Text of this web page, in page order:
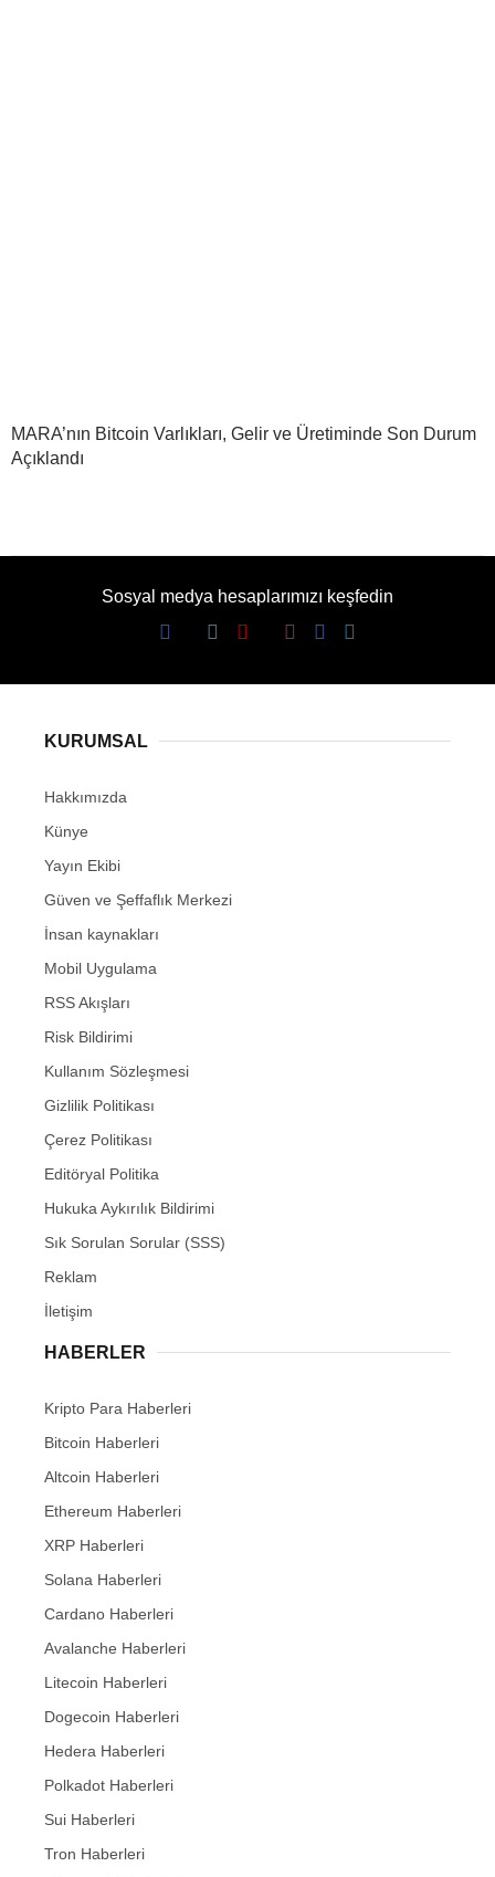
MARA’nın Bitcoin Varlıkları, Gelir ve Üretiminde Son Durum
Açıklandı
Sosyal medya hesaplarımızı keşfedin
KURUMSAL
Hakkımızda
Künye
Yayın Ekibi
Güven ve Şeffaflık Merkezi
İnsan kaynakları
Mobil Uygulama
RSS Akışları
Risk Bildirimi
Kullanım Sözleşmesi
Gizlilik Politikası
Çerez Politikası
Editöryal Politika
Hukuka Aykırılık Bildirimi
Sık Sorulan Sorular (SSS)
Reklam
İletişim
HABERLER
Kripto Para Haberleri
Bitcoin Haberleri
Altcoin Haberleri
Ethereum Haberleri
XRP Haberleri
Solana Haberleri
Cardano Haberleri
Avalanche Haberleri
Litecoin Haberleri
Dogecoin Haberleri
Hedera Haberleri
Polkadot Haberleri
Sui Haberleri
Tron Haberleri